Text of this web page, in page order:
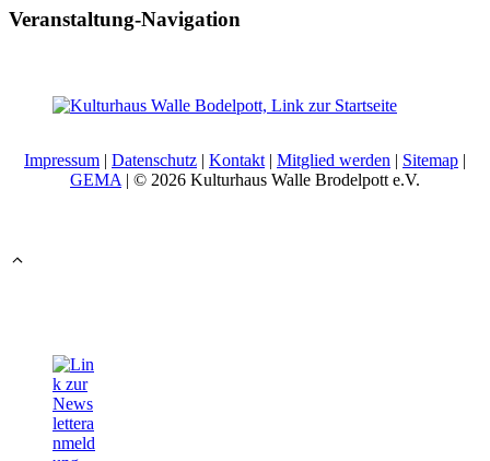
Veranstaltung-Navigation
Impressum | Datenschutz | Kontakt | Mitglied werden | Sitemap |
GEMA | © 2026 Kulturhaus Walle Brodelpott e.V.